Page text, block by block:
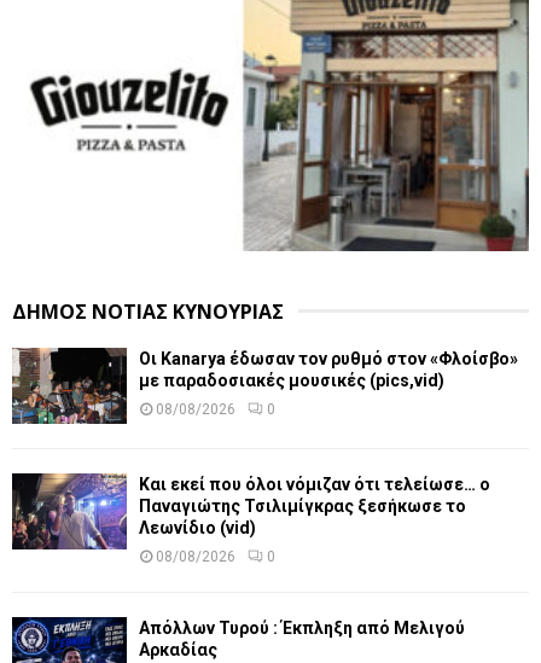
ΔΗΜΟΣ ΝΟΤΙΑΣ ΚΥΝΟΥΡΙΑΣ
Οι Kanarya έδωσαν τον ρυθμό στον «Φλοίσβο»
με παραδοσιακές μουσικές (pics,vid)
08/08/2026 0
Και εκεί που όλοι νόμιζαν ότι τελείωσε… ο
Παναγιώτης Τσιλιμίγκρας ξεσήκωσε το
Λεωνίδιο (vid)
08/08/2026 0
Απόλλων Τυρού : Έκπληξη από Μελιγού
Αρκαδίας